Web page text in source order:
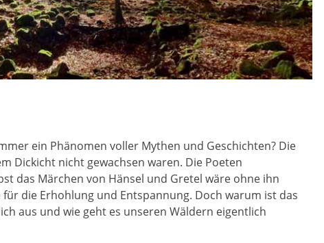
ein Phänomen voller Mythen und Geschichten? Die
Dickicht nicht gewachsen waren. Die Poeten
das Märchen von Hänsel und Gretel wäre ohne ihn
die Erhohlung und Entspannung. Doch warum ist das
aus und wie geht es unseren Wäldern eigentlich